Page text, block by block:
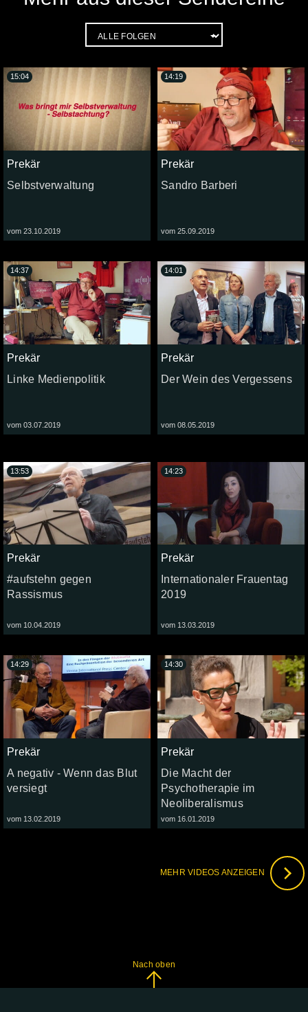
Prekär
Selbstverwaltung
vom 23.10.2019
15:04
Prekär
Sandro Barberi
vom 25.09.2019
14:19
Prekär
Linke Medienpolitik
vom 03.07.2019
14:37
Prekär
Der Wein des Vergessens
vom 08.05.2019
14:01
Prekär
#aufstehn gegen
Rassismus
vom 10.04.2019
13:53
Prekär
Internationaler Frauentag
2019
vom 13.03.2019
14:23
Prekär
A negativ - Wenn das Blut
versiegt
vom 13.02.2019
14:29
Prekär
Die Macht der
Psychotherapie im
Neoliberalismus
vom 16.01.2019
14:30
MEHR VIDEOS ANZEIGEN
Nach oben